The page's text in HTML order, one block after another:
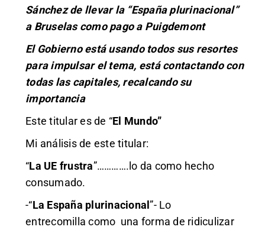
Sánchez de llevar la “España plurinacional”
a Bruselas como pago a Puigdemont
El Gobierno está usando todos sus resortes
para impulsar el tema, está contactando con
todas las capitales, recalcando su
importancia
Este titular es de “El Mundo”
Mi análisis de este titular:
“La UE frustra”………….lo da como hecho
consumado.
-“La España plurinacional”- Lo
entrecomilla como una forma de ridiculizar